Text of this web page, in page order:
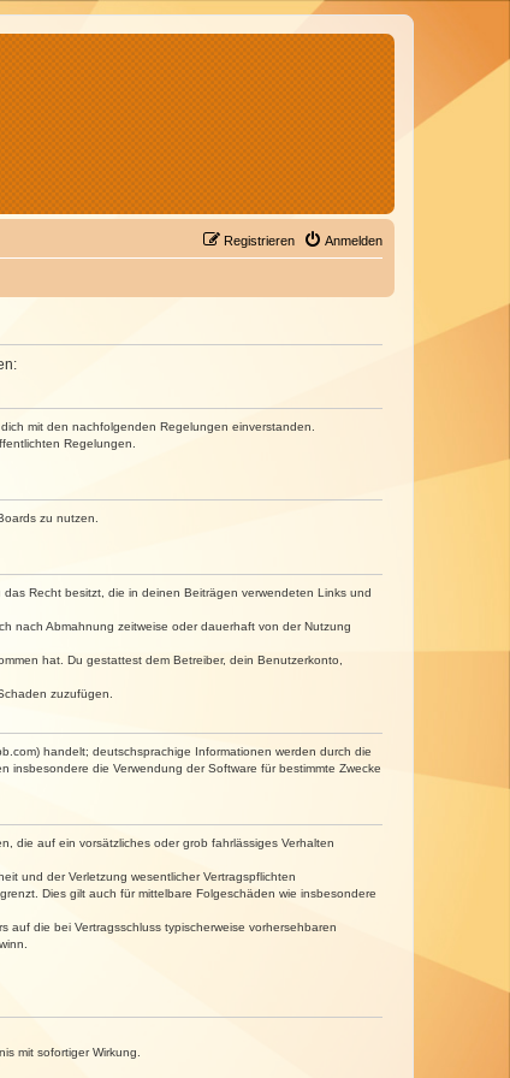
Anmelden
Registrieren
mit den nachfolgenden Regelungen einverstanden.
Regelungen.
zu nutzen.
Recht besitzt, die in deinen Beiträgen verwendeten Links und
nach Abmahnung zeitweise oder dauerhaft von der Nutzung
hat. Du gestattest dem Betreiber, dein Benutzerkonto,
zuzufügen.
handelt; deutschsprachige Informationen werden durch die
insbesondere die Verwendung der Software für bestimmte Zwecke
die auf ein vorsätzliches oder grob fahrlässiges Verhalten
und der Verletzung wesentlicher Vertragspflichten
Dies gilt auch für mittelbare Folgeschäden wie insbesondere
die bei Vertragsschluss typischerweise vorhersehbaren
mit sofortiger Wirkung.